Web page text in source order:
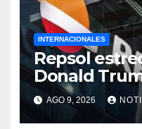
INTERNACIONALES
Repsol
Donald
negocios en
AGO 9, 2026